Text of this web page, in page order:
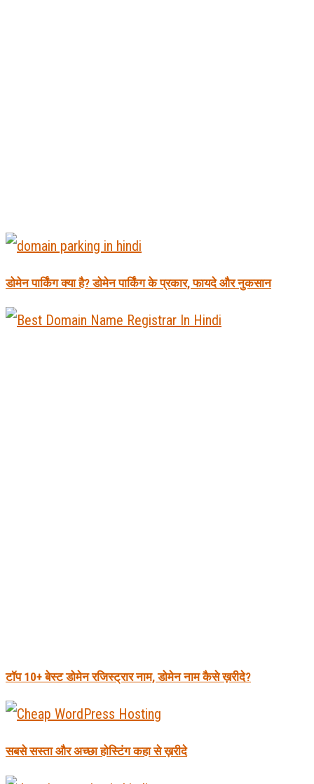
डोमेन पार्किंग क्या है? डोमेन पार्किंग के प्रकार, फायदे और नुकसान
टॉप 10+ बेस्ट डोमेन रजिस्ट्रार नाम, डोमेन नाम कैसे ख़रीदे?
सबसे सस्ता और अच्छा होस्टिंग कहा से ख़रीदे